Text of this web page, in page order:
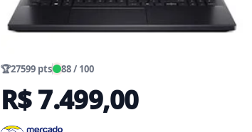
🏆27599 pts 88 / 100
R$ 7.499,00